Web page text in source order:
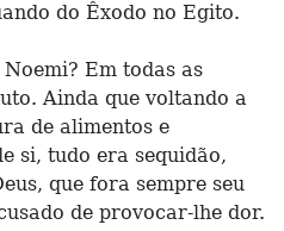
do Êxodo no Egito.
Em todas as
Ainda que voltando a
de alimentos e
si, tudo era sequidão,
que fora sempre seu
de provocar-lhe dor.